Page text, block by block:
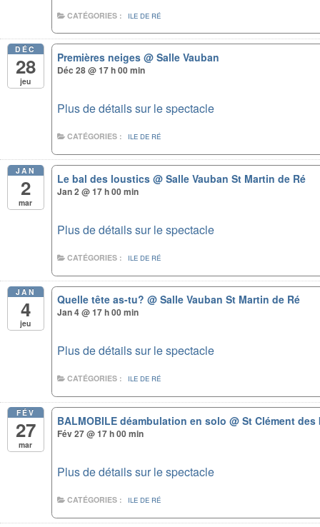
CATÉGORIES : ILE DE RÉ
DÉC
28
jeu
Premières neiges@ Salle Vauban
Déc 28 @ 17 h 00 min
Plus de détails sur le spectacle
CATÉGORIES : ILE DE RÉ
JAN
2
mar
Le bal des loustics@ Salle Vauban St Martin de Ré
Jan 2 @ 17 h 00 min
Plus de détails sur le spectacle
CATÉGORIES : ILE DE RÉ
JAN
4
jeu
Quelle tête as-tu?@ Salle Vauban St Martin de Ré
Jan 4 @ 17 h 00 min
Plus de détails sur le spectacle
CATÉGORIES : ILE DE RÉ
FÉV
27
mar
BALMOBILE déambulation en solo@ St Clément
Fév 27 @ 17 h 00 min
Plus de détails sur le spectacle
CATÉGORIES : ILE DE RÉ